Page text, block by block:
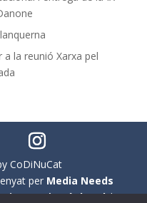
a la reunió Xarxa pel
CoDiNuCat
per Media Needs
|Avís legal|